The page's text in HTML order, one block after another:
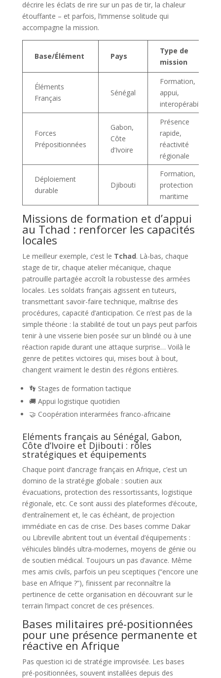
décrire les éclats de rire sur un pas de tir, la chaleur
étouffante – et parfois, l’immense solitude qui
accompagne la mission.
Base/Élément Pays
Type de
mission
Éléments
Français
Sénégal
Formation,
appui,
interopérabilité
Forces
Prépositionnées
Gabon,
Côte
d’Ivoire
Présence
rapide,
réactivité
régionale
Déploiement
durable
Djibouti
Formation,
protection
maritime
Missions de formation et d’appui
au Tchad : renforcer les capacités
locales
Le meilleur exemple, c’est le Tchad. Là-bas, chaque
stage de tir, chaque atelier mécanique, chaque
patrouille partagée accroît la robustesse des armées
locales. Les soldats français agissent en tuteurs,
transmettant savoir-faire technique, maîtrise des
procédures, capacité d’anticipation. Ce n’est pas de la
simple théorie : la stabilité de tout un pays peut parfois
tenir à une visserie bien posée sur un blindé ou à une
réaction rapide durant une attaque surprise… Voilà le
genre de petites victoires qui, mises bout à bout,
changent vraiment le destin des régions entières.
👣 Stages de formation tactique
🚚 Appui logistique quotidien
🤝 Coopération interarmées franco-africaine
Eléments français au Sénégal, Gabon,
Côte d’Ivoire et Djibouti : rôles
stratégiques et équipements
Chaque point d’ancrage français en Afrique, c’est un
domino de la stratégie globale : soutien aux
évacuations, protection des ressortissants, logistique
régionale, etc. Ce sont aussi des plateformes d’écoute,
d’entraînement et, le cas échéant, de projection
immédiate en cas de crise. Des bases comme Dakar
ou Libreville abritent tout un éventail d’équipements :
véhicules blindés ultra-modernes, moyens de génie ou
de soutien médical. Toujours un pas d’avance. Même
mes amis civils, parfois un peu sceptiques (“encore une
base en Afrique ?”), finissent par reconnaître la
pertinence de cette organisation en découvrant sur le
terrain l’impact concret de ces présences.
Bases militaires pré-positionnées
pour une présence permanente et
réactive en Afrique
Pas question ici de stratégie improvisée. Les bases
pré-positionnées, souvent installées depuis des